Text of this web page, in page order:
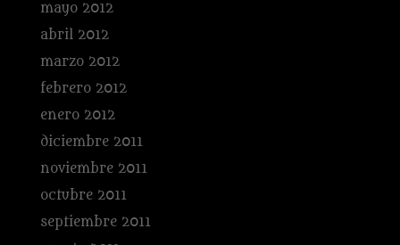
mayo 2012
abril 2012
marzo 2012
febrero 2012
enero 2012
diciembre 2011
noviembre 2011
octubre 2011
septiembre 2011